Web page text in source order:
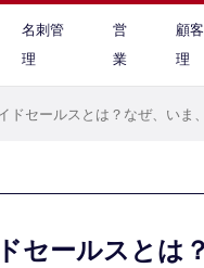
名刺管
理
営
業
顧
理
ドセールスとは？なぜ、いま
セールスとは